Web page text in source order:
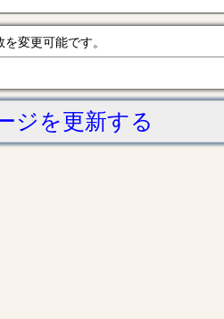
変更可能です。
ジを更新する